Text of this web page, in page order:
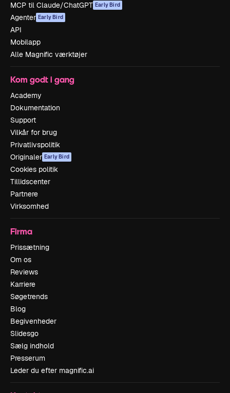
MCP til Claude/ChatGPT Early Bird
Agenter Early Bird
API
Mobilapp
Alle Magnific værktøjer
Kom godt i gang
Academy
Dokumentation
Support
Vilkår for brug
Privatlivspolitik
Originaler Early Bird
Cookies politik
Tillidscenter
Partnere
Virksomhed
Firma
Prissætning
Om os
Reviews
Karriere
Søgetrends
Blog
Begivenheder
Slidesgo
Sælg indhold
Presserum
Leder du efter magnific.ai